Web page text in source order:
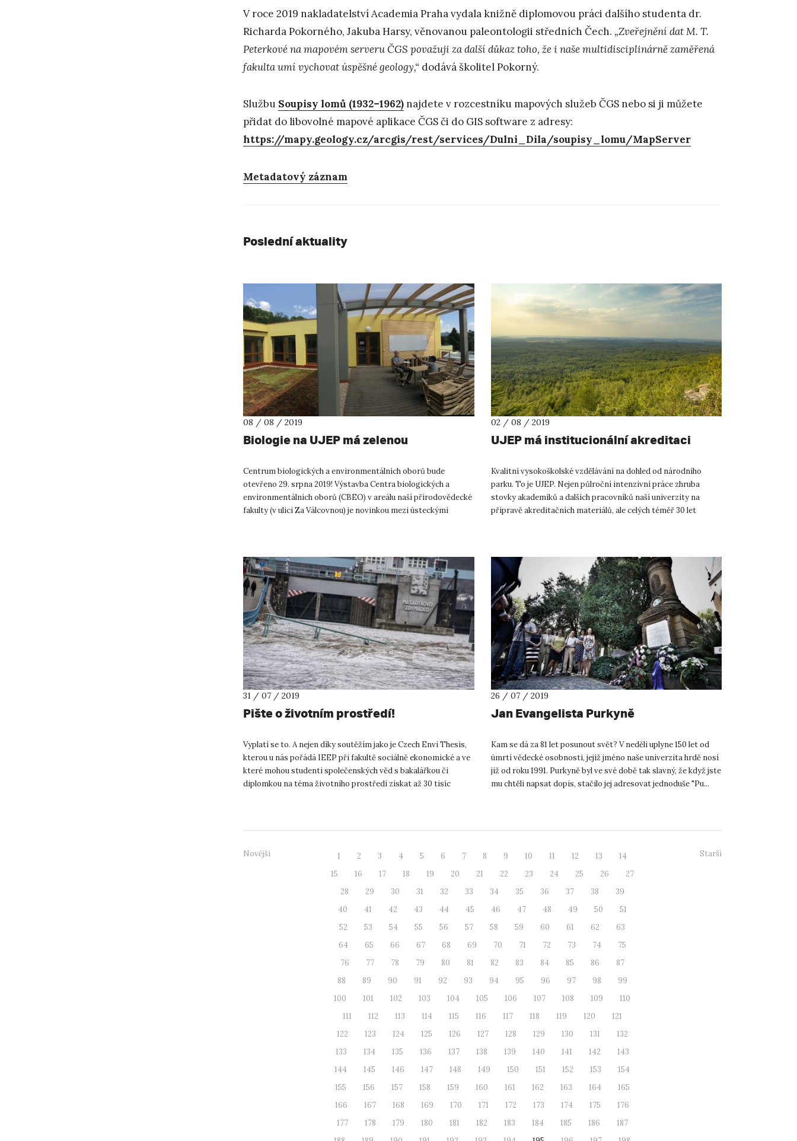
V roce 2019 nakladatelství Academia Praha vydala knižně diplomovou práci dalšího studenta dr.
Richarda Pokorného, Jakuba Harsy, věnovanou paleontologii středních Čech. „Zveřejnění dat M. T.
Peterkové na mapovém serveru ČGS považuji za další důkaz toho, že i naše multidisciplinárně zaměřená
fakulta umí vychovat úspěšné geology,“ dodává školitel Pokorný.
Službu Soupisy lomů (1932–1962)najdete v rozcestníku mapových služeb ČGS nebo si ji můžete
přidat do libovolné mapové aplikace ČGS či do GIS software z adresy:
https://mapy.geology.cz/arcgis/rest/services/Dulni_Dila/soupisy_lomu/MapServer
Metadatový záznam
Poslední aktuality
08 / 08 / 2019
Biologie na UJEP má zelenou
Centrum biologických a environmentálních oborů bude
otevřeno 29. srpna 2019! Výstavba Centra biologických a
environmentálních oborů (CBEO) v areálu naší přírodovědecké
fakulty (v ulici Za Válcovnou) je novinkou mezi ústeckými
02 / 08 / 2019
UJEP má institucionální akreditaci
Kvalitní vysokoškolské vzdělávání na dohled od národního
parku. To je UJEP. Nejen půlroční intenzivní práce zhruba
stovky akademiků a dalších pracovníků naší univerzity na
přípravě akreditačních materiálů, ale celých téměř 30 let
31 / 07 / 2019
Pište o životním prostředí!
Vyplatí se to. A nejen díky soutěžím jako je Czech Envi Thesis,
kterou u nás pořádá IEEP při fakultě sociálně ekonomické a ve
které mohou studenti společenských věd s bakalářkou či
diplomkou na téma životního prostředí získat až 30 tisíc
26 / 07 / 2019
Jan Evangelista Purkyně
Kam se dá za 81 let posunout svět? V neděli uplyne 150 let od
úmrtí vědecké osobnosti, jejíž jméno naše univerzita hrdě nosí
již od roku 1991. Purkyně byl ve své době tak slavný, že když jste
mu chtěli napsat dopis, stačilo jej adresovat jednoduše "Pu...
Novější 1 2 3 4 5 6 7 8 9 10 11 12 13
14
15
16 17 18 19 20 21 22 23 24 25 26
27
28
29 30 31 32 33 34 35 36 37 38
39
40
41 42 43 44 45 46 47 48 49 50
51
52
53 54 55 56 57 58 59 60 61 62
63
64
65 66 67 68 69 70 71 72 73 74
75
76
77 78 79 80 81 82 83 84 85 86
87
88
89 90 91 92 93 94 95 96 97 98
99
100
101 102 103 104 105 106 107 108 109
110
111
112 113 114 115 116 117 118 119 120
121
122
123 124 125 126 127 128 129 130 131
132
133
134 135 136 137 138 139 140 141 142
143
144
145 146 147 148 149 150 151 152 153
154
155
156 157 158 159 160 161 162 163 164
165
166
167 168 169 170 171 172 173 174 175
176
177
178 179 180 181 182 183 184 185 186
187
Starší